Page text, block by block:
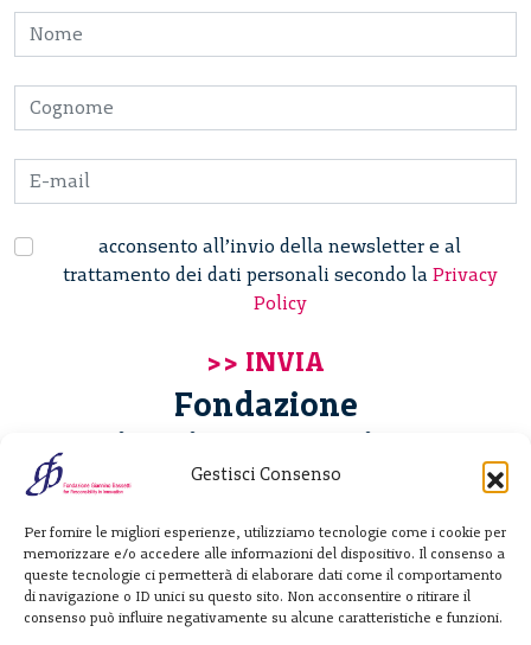
Gestisci Consenso
Per fornire le migliori esperienze, utilizziamo tecnologie come i cookie per
memorizzare e/o accedere alle informazioni del dispositivo. Il consenso a
queste tecnologie ci permetterà di elaborare dati come il comportamento
di navigazione o ID unici su questo sito. Non acconsentire o ritirare il
consenso può influire negativamente su alcune caratteristiche e funzioni.
acconsento all’invio della newsletter e al
trattamento dei dati personali secondo la Privacy
Policy
Fondazione
Giannino Bassetti ETS
20122 Milano - Italia
T. +39 02 781933
F. + 39 02 76392030